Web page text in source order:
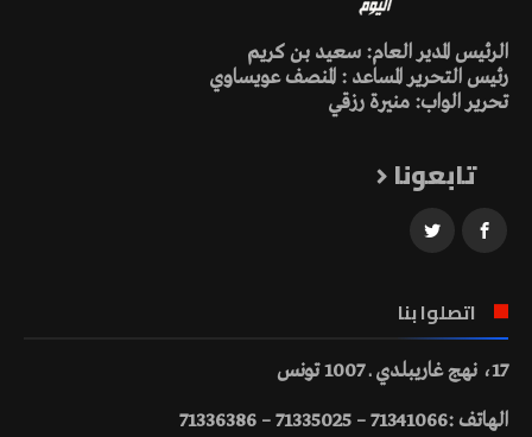
الرئيس المدير العام: سعيد بن كريم
رئيس التحرير المساعد : المنصف عويساوي
تحرير الواب: منيرة رزقي
تابعونا
اتصلوا بنا
17، نهج غاريبلدي ـ 1007 تونس
الهاتف :71341066 – 71335025 – 71336386